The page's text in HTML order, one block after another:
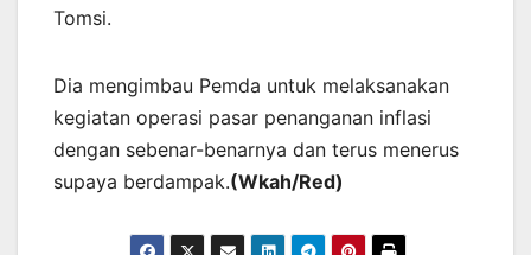
Tomsi.
Dia mengimbau Pemda untuk melaksanakan
kegiatan operasi pasar penanganan inflasi
dengan sebenar-benarnya dan terus menerus
supaya berdampak.(Wkah/Red)